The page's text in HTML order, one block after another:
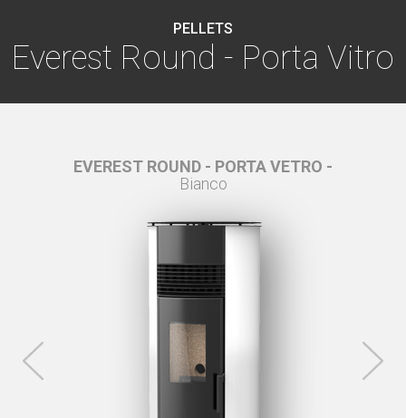
PELLETS
Everest Round - Porta Vitro
EVEREST ROUND - PORTA VETRO -
Bianco